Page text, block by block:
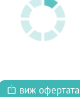
виж офертата